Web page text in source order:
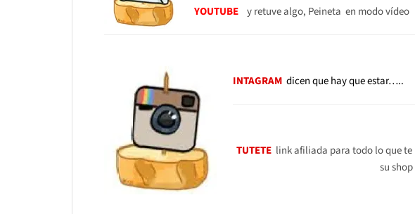
YOUTUBEy retuve algo, Peineta en modo vídeo
INTAGRAM dicen que hay que estar…..
TUTETE link afiliada para todo lo que te
su shop